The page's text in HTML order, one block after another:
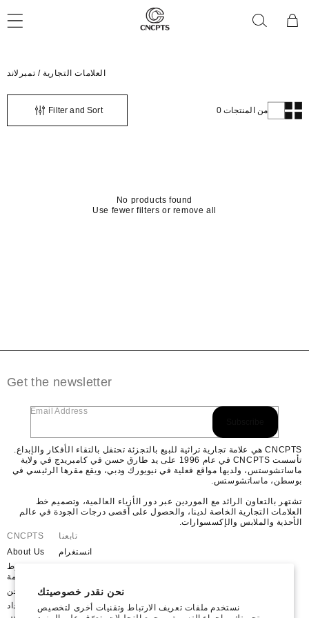
نحن نقدر خصوصيتك
نستخدم ملفات تعريف الارتباط وتقنيات أخرى لتخصيص
الى
المحتوى
عربة
التسوق
C
l
c
العلامات التجارية / تمبرلاند
Filter and Sort 0 من المنتجات
No products found
Use fewer filters or remove all
Get the newsletter
Email Address
CNCPTS هي علامة تجارية تراثية للبيع بالتجزئة تحتفل بالتقاء الأفكار والإبداع.
تأسست CNCPTS في عام 1996 على يد طارق حسن في كامبريدج في ولاية
ماساتشوستس، ولديها مواقع فعلية في نيويورك ودبي، ويقع مقرها الرئيسي في
بوسطن، ماساتشوستس.
تشتهر بالتعاون الرائد مع الموردين عبر دور الأزياء العالمية، وتصميم خط
العلامات التجارية الخاصة لدينا، والحصول على أقصى درجات الجودة في عالم
الأحذية والملابس والإكسسوارات.
CNCPTS
About Us
شروط
الخدمة
شحن
استرداد
تابعنا
انستغرام
فيسبوك
X